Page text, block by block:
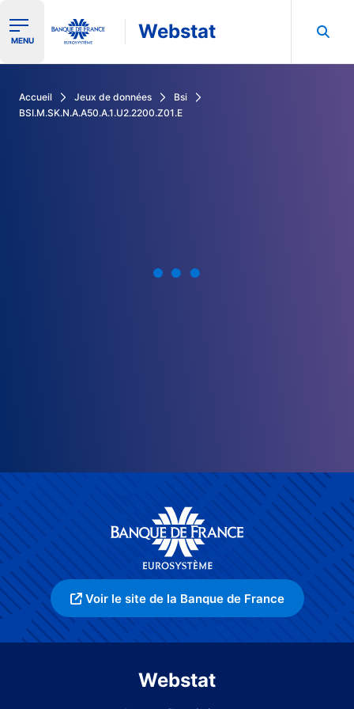
Ouvrir le menu de navigation
MENU Webstat
Accueil Jeux de données
Bsi
BSI.M.SK.N.A.A50.A.1.U2.2200.Z01.E
Voir le site de la Banque de France
Webstat